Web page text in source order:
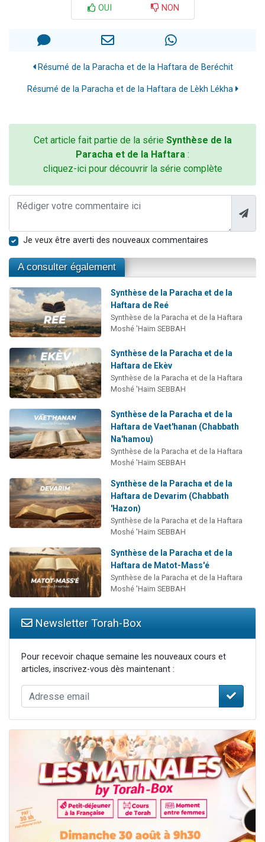
OUI NON
Résumé de la Paracha et de la Haftara de Beréchit
Résumé de la Paracha et de la Haftara de Lèkh Lékha
Cet article fait partie de la série Synthèse de la
Paracha et de la Haftara :
cliquez-ici pour découvrir la série complète
Je veux être averti des nouveaux commentaires
A consulter également
Synthèse de la Paracha et de la
Haftara de Reé
Synthèse de la Paracha et de la Haftara
Moshé 'Haïm SEBBAH
Synthèse de la Paracha et de la
Haftara de Ekèv
Synthèse de la Paracha et de la Haftara
Moshé 'Haïm SEBBAH
Synthèse de la Paracha et de la
Haftara de Vaet'hanan (Chabbath
Na'hamou)
Synthèse de la Paracha et de la Haftara
Moshé 'Haïm SEBBAH
Synthèse de la Paracha et de la
Haftara de Devarim (Chabbath
'Hazon)
Synthèse de la Paracha et de la Haftara
Moshé 'Haïm SEBBAH
Synthèse de la Paracha et de la
Haftara de Matot-Mass'é
Synthèse de la Paracha et de la Haftara
Moshé 'Haïm SEBBAH
Newsletter Torah-Box
Pour recevoir chaque semaine les nouveaux cours et
articles, inscrivez-vous dès maintenant :